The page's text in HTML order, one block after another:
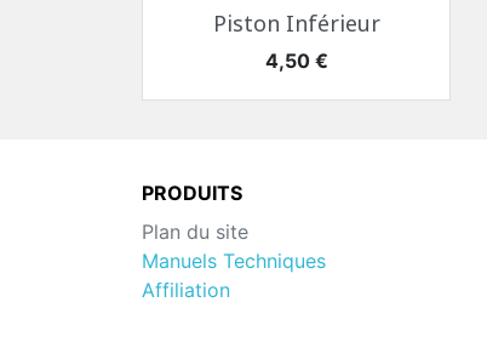
 Aperçu rapide
Piston Inférieur
Prix
4,50 €
PRODUITS
Plan du site
Manuels Techniques
Affiliation